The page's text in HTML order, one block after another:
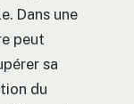
Dans une
peut
sa
du